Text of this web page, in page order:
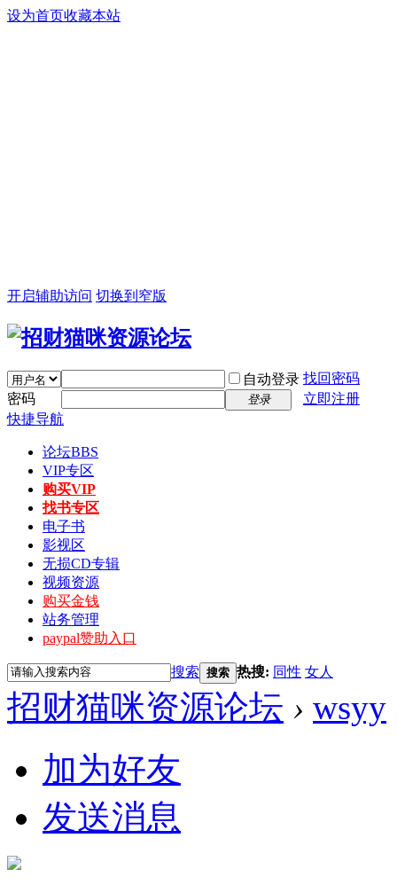
设为首页收藏本站
开启辅助访问 切换到窄版
自动登录 找回密码
密码
登录
立即注册
快捷导航
论坛BBS
VIP专区
购买VIP
找书专区
电子书
影视区
无损CD专辑
视频资源
购买金钱
站务管理
paypal赞助入口
搜索 搜索 热搜: 同性 女人
招财猫咪资源论坛 › wsyy
加为好友
发送消息